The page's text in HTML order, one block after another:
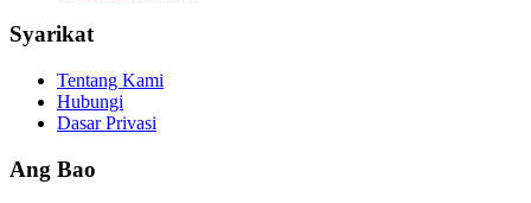
Syarikat
Tentang Kami
Hubungi
Dasar Privasi
Ang Bao